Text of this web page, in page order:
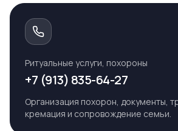
Ритуальные услуги, похороны
+7 (913) 835-64-27
Организация похорон, документы,
кремация и сопровождение семьи.